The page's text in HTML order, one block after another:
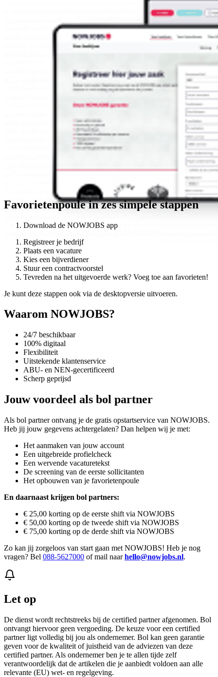
Favorietenpoule in zes simpele stappen
Download de NOWJOBS app
Registreer je bedrijf
Plaats een vacature
Kies een bijverdiener
Stuur een contractvoorstel
Tevreden na het uitgevoerde werk? Voeg toe aan favorieten!
Je kunt deze stappen ook via de desktopversie uitvoeren.
Waarom NOWJOBS?
24/7 beschikbaar
100% digitaal
Flexibiliteit
Uitstekende klantenservice
ABU- en NEN-gecertificeerd
Scherp geprijsd
Jouw voordeel als bol partner
Als bol partner ontvang je de gratis opstartservice van NOWJOBS.
Heb jij jouw gegevens achtergelaten? Dan helpen wij je met:
Het aanmaken van jouw account
Een uitgebreide profielcheck
Een wervende vacaturetekst
De screening van de eerste sollicitanten
Het opbouwen van je favorietenpoule
En daarnaast krijgen bol partners:
€ 25,00 korting op de eerste shift via NOWJOBS
€ 50,00 korting op de tweede shift via NOWJOBS
€ 75,00 korting op de derde shift via NOWJOBS
Zo kan jij zorgeloos van start gaan met NOWJOBS! Heb je nog
vragen? Bel 088-5627000 of mail naarhello@nowjobs.nl.
Let op
De dienst wordt rechtstreeks bij de certified partner afgenomen. Bol
ontvangt hiervoor geen vergoeding. De keuze voor een certified
partner ligt volledig bij jou als ondernemer. Bol kan geen garantie
geven voor de kwaliteit of juistheid van de adviezen van deze
certified partner. Als ondernemer ben je te allen tijde zelf
verantwoordelijk dat de artikelen die je aanbiedt voldoen aan alle
relevante (EU) wet- en regelgeving.